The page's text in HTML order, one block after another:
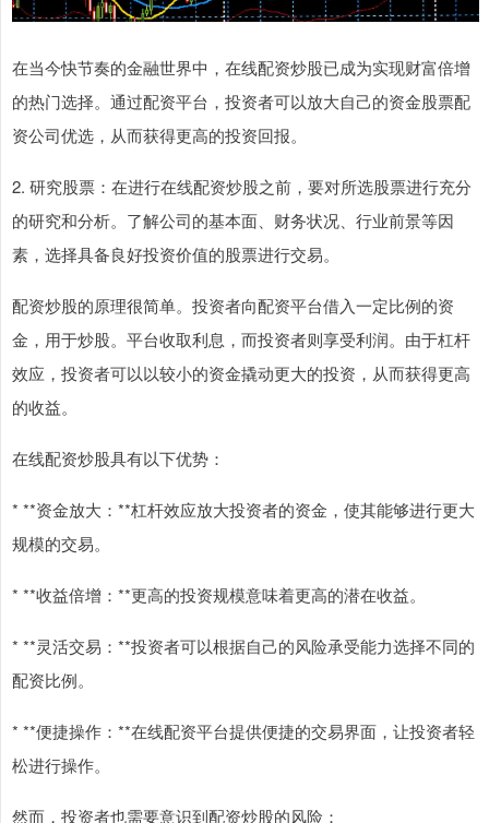
在当今快节奏的金融世界中，在线配资炒股已成为实现财富倍增
的热门选择。通过配资平台，投资者可以放大自己的资金股票配
资公司优选，从而获得更高的投资回报。
2. 研究股票：在进行在线配资炒股之前，要对所选股票进行充分
的研究和分析。了解公司的基本面、财务状况、行业前景等因
素，选择具备良好投资价值的股票进行交易。
配资炒股的原理很简单。投资者向配资平台借入一定比例的资
金，用于炒股。平台收取利息，而投资者则享受利润。由于杠杆
效应，投资者可以以较小的资金撬动更大的投资，从而获得更高
的收益。
在线配资炒股具有以下优势：
* **资金放大：**杠杆效应放大投资者的资金，使其能够进行更大
规模的交易。
* **收益倍增：**更高的投资规模意味着更高的潜在收益。
* **灵活交易：**投资者可以根据自己的风险承受能力选择不同的
配资比例。
* **便捷操作：**在线配资平台提供便捷的交易界面，让投资者轻
松进行操作。
然而，投资者也需要意识到配资炒股的风险：